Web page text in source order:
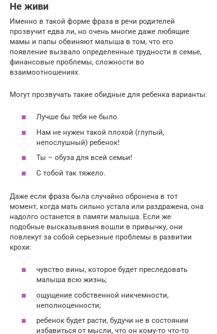
Не живи
Именно в такой форме фраза в речи родителей
прозвучит едва ли, но очень многие даже любящие
мамы и папы обвиняют малыша в том, что его
появление вызвало определенные трудности в семье,
финансовые проблемы, сложности во
взаимоотношениях.
Могут прозвучать такие обидные для ребенка варианты:
Лучше бы тебя не было.
Нам не нужен такой плохой (глупый,
непослушный) ребенок!
Ты – обуза для всей семьи!
С тобой так тяжело.
Даже если фраза была случайно обронена в тот
момент, когда мать сильно устала или раздражена, она
надолго останется в памяти малыша. Если же
подобные высказывания вошли в привычку, они
повлекут за собой серьезные проблемы в развитии
крохи:
чувство вины, которое будет преследовать
малыша всю жизнь;
ощущение собственной никчемности,
неполноценности;
ребенок будет расти, будучи не в состоянии
избавиться от мысли, что он кому-то что-то